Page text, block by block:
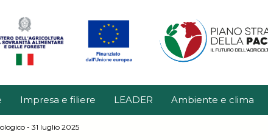
Impresa e filiere LEADER Ambiente e clima
- 31 luglio 2025